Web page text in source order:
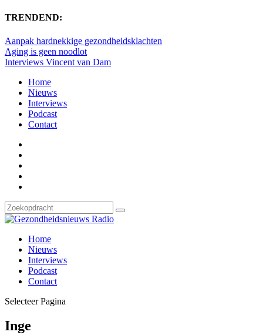
TRENDEND:
Aanpak hardnekkige gezondheidsklachten
Aging is geen noodlot
Interviews Vincent van Dam
Home
Nieuws
Interviews
Podcast
Contact
Home
Nieuws
Interviews
Podcast
Contact
Selecteer Pagina
Inge